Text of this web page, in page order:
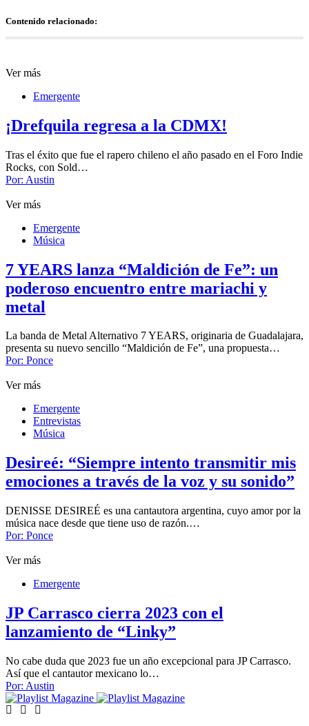
Contenido relacionado:
Ver más
Emergente
¡Drefquila regresa a la CDMX!
Tras el éxito que fue el rapero chileno el año pasado en el Foro Indie
Rocks, con Sold…
Por: Austin
Ver más
Emergente
Música
7 YEARS lanza “Maldición de Fe”: un
poderoso encuentro entre mariachi y
metal
La banda de Metal Alternativo 7 YEARS, originaria de Guadalajara,
presenta su nuevo sencillo “Maldición de Fe”, una propuesta…
Por: Ponce
Ver más
Emergente
Entrevistas
Música
Desireé: “Siempre intento transmitir mis
emociones a través de la voz y su sonido”
DENISSE DESIREÉ es una cantautora argentina, cuyo amor por la
música nace desde que tiene uso de razón.…
Por: Ponce
Ver más
Emergente
JP Carrasco cierra 2023 con el
lanzamiento de “Linky”
No cabe duda que 2023 fue un año excepcional para JP Carrasco.
Así que el cantautor mexicano lo…
Por: Austin